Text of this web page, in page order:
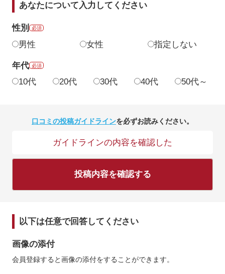
あなたについて入力してください
性別 必須
男性 女性 指定しない
年代 必須
10代 20代 30代 40代 50代～
口コミの投稿ガイドラインを必ずお読みください。
ガイドラインの内容を確認した
投稿内容を確認する
以下は任意で回答してください
画像の添付
会員登録すると画像の添付をすることができます。